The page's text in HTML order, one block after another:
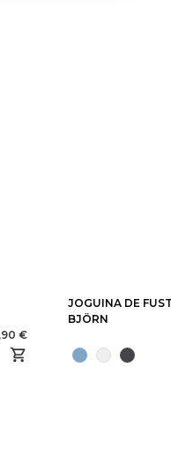
€
JOGUINA DE
BJÖRN